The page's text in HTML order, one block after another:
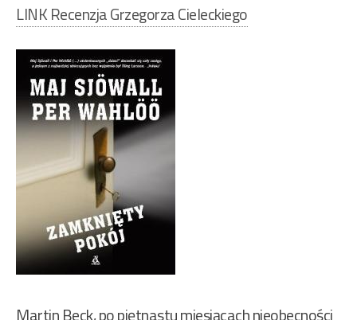
LINK Recenzja Grzegorza Cieleckiego
Martin Beck, po piętnastu miesiącach nieobecności